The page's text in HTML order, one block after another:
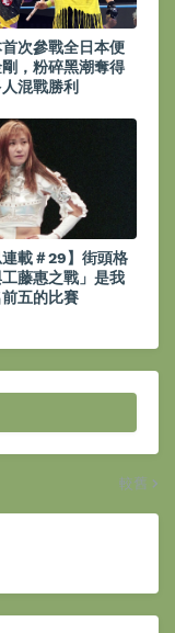
次參戰全日本便
，粉碎黑潮奪得
混戰勝利
連載＃29】街頭格
藤惠之戰」是我
五的比賽
較舊